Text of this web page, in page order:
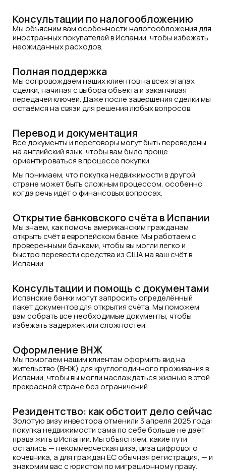
Консультации по налогообложению
Мы объясним вам особенности налогообложения для
иностранных покупателей в Испании, чтобы избежать
неожиданных расходов.
Полная поддержка
Мы сопровождаем наших клиентов на всех этапах
сделки, начиная с выбора объекта и заканчивая
передачей ключей. Даже после завершения сделки мы
остаёмся на связи для решения любых вопросов.
Перевод и документация
Все документы и переговоры могут быть переведены
на английский язык, чтобы вам было проще
ориентироваться в процессе покупки.
Мы понимаем, что покупка недвижимости в другой
стране может быть сложным процессом, особенно
когда речь идёт о финансовых вопросах.
Открытие банковского счёта в Испании
Мы знаем, как помочь американским гражданам
открыть счёт в европейском банке. Мы работаем с
проверенными банками, чтобы вы могли легко и
быстро перевести средства из США на ваш счёт в
Испании.
Консультации и помощь с документами
Испанские банки могут запросить определённый
пакет документов для открытия счёта. Мы поможем
вам собрать все необходимые документы, чтобы
избежать задержек или сложностей.
Оформление ВНЖ
Мы помогаем нашим клиентам оформить вид на
жительство (ВНЖ) для круглогодичного проживания в
Испании, чтобы вы могли наслаждаться жизнью в этой
прекрасной стране без ограничений.
Резидентство: как обстоит дело сейчас
Золотую визу инвестора отменили 3 апреля 2025 года:
покупка недвижимости сама по себе больше не даёт
права жить в Испании. Мы объясняем, какие пути
остались — некоммерческая виза, виза цифрового
кочевника, а для граждан ЕС обычная регистрация, — и
знакомим вас с юристом по миграционному праву.